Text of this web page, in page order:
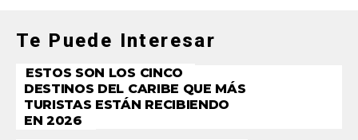
Te Puede Interesar
ESTOS SON LOS CINCO
DESTINOS DEL CARIBE QUE MÁS
TURISTAS ESTÁN RECIBIENDO
EN 2026